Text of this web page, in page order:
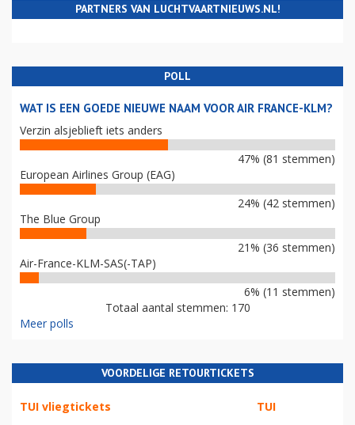
PARTNERS VAN LUCHTVAARTNIEUWS.NL!
POLL
WAT IS EEN GOEDE NIEUWE NAAM VOOR AIR FRANCE-KLM?
Verzin alsjeblieft iets anders
47% (81 stemmen)
European Airlines Group (EAG)
24% (42 stemmen)
The Blue Group
21% (36 stemmen)
Air-France-KLM-SAS(-TAP)
6% (11 stemmen)
Totaal aantal stemmen: 170
Meer polls
VOORDELIGE RETOURTICKETS
TUI vliegtickets TUI